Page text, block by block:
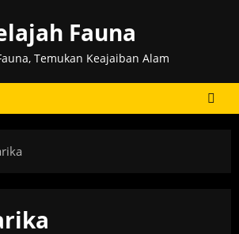
Fauna
Temukan Keajaiban Alam